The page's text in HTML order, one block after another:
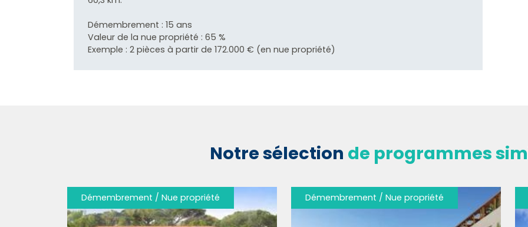
Démembrement : 15 ans
Valeur de la nue propriété : 65 %
Exemple : 2 pièces à partir de 172.000 € (en nue propriété)
Notre sélection de programmes
Démembrement / Nue propriété Démembrement / Nue propriété